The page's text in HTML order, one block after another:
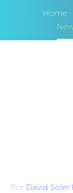
Home
Por David Soler